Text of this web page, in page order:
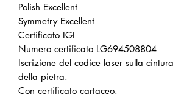
Polish Excellent
Symmetry Excellent
Certificato IGI
Numero certificato LG694508804
Iscrizione del codice laser sulla cintura
della pietra.
Con certificato cartaceo.